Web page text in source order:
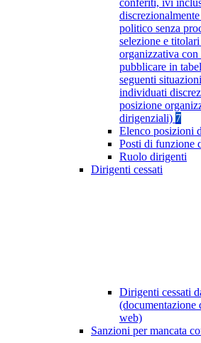
conferiti, ivi
politico senza
selezione e
organizzativa
pubblicare in
seguenti
individuati
posizione
dirigenziali) 7
Elenco posizioni
Posti di funzione
Ruolo dirigenti
Dirigenti cessati
Dirigenti cessati
(documentazione
web)
Sanzioni per mancata